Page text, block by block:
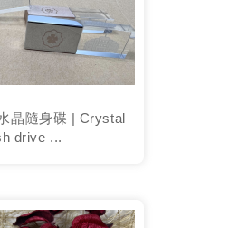
晶隨身碟 | Crystal
drive ...